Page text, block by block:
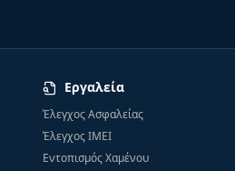
Εργαλεία
Έλεγχος Ασφαλείας
Έλεγχος IMEI
Εντοπισμός Χαμένου